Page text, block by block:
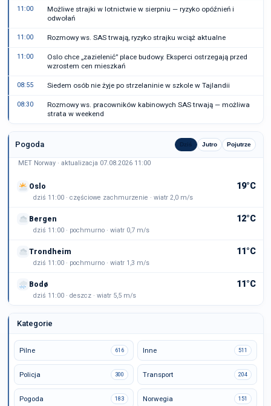
11:00
Możliwe strajki w lotnictwie w sierpniu — ryzyko opóźnień i
odwołań
11:00 Rozmowy ws. SAS trwają, ryzyko strajku wciąż aktualne
11:00
Oslo chce „zazielenić” place budowy. Eksperci ostrzegają przed
wzrostem cen mieszkań
08:55 Siedem osób nie żyje po strzelaninie w szkole w Tajlandii
08:30
Rozmowy ws. pracowników kabinowych SAS trwają — możliwa
strata w weekend
Pogoda Dziś Jutro Pojutrze
MET Norway · aktualizacja 07.08.2026 11:00
Oslo 19°C
dziś 11:00 · częściowe zachmurzenie · wiatr 2,0 m/s
Bergen 12°C
dziś 11:00 · pochmurno · wiatr 0,7 m/s
Trondheim 11°C
dziś 11:00 · pochmurno · wiatr 1,3 m/s
Bodø 11°C
dziś 11:00 · deszcz · wiatr 5,5 m/s
Kategorie
Pilne 616 Inne 511
Policja 300 Transport 204
Pogoda 183 Norwegia 151